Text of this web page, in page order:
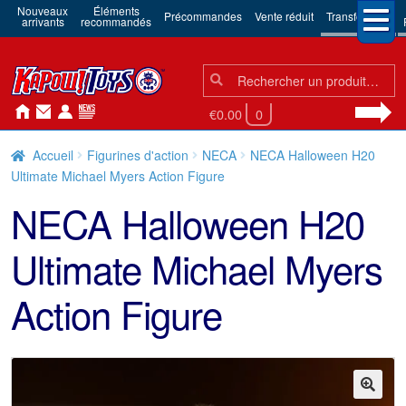
Nouveaux
arrivants
Éléments
recommandés Précommandes Vente réduit Transformers
Chercher:
Chercher
€0.00 0
Accueil Figurines d'action NECA
NECA Halloween H20
Ultimate Michael Myers Action Figure
NECA Halloween H20
Ultimate Michael Myers
Action Figure